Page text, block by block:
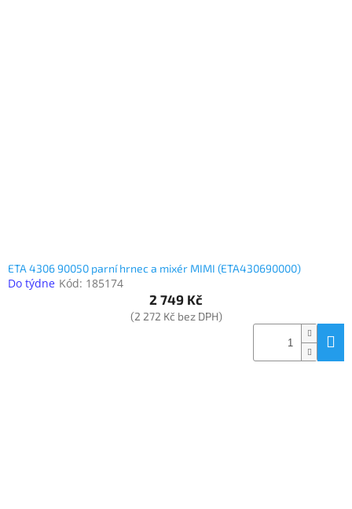
ETA 4306 90050 parní hrnec a mixér MIMI (ETA430690000)
Do týdne Kód: 185174
2 749 Kč
(2 272 Kč bez DPH)